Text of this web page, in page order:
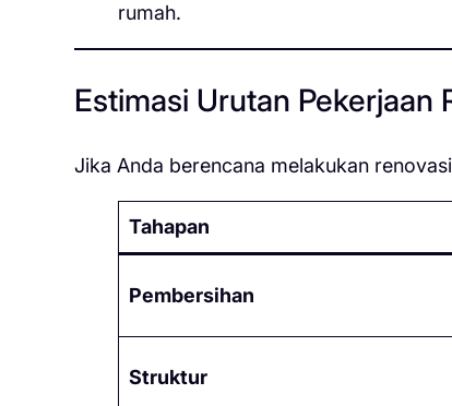
rumah.
Estimasi Urutan Pekerjaan
Jika Anda berencana melakukan
Tahapan
Pembersihan
Struktur